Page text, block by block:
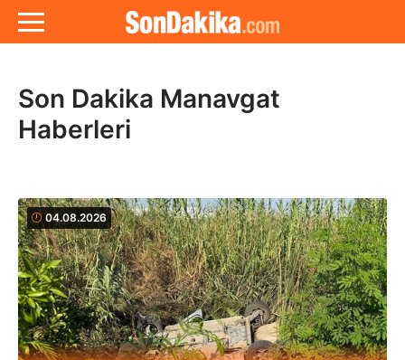
Son Dakika Manavgat
Haberleri
04.08.2026